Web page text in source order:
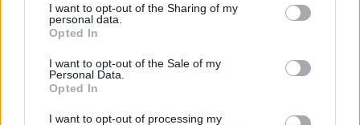
I want to opt-out of the Sharing of my
personal data.
Opted In
I want to opt-out of the Sale of my
Personal Data.
Opted In
I want to opt-out of processing my
Regolamento per i fondi interprofessionali per la
formazione continua per la concessioni di aiuti di stato
Fonditalia
42.000 euro
2025-07-23